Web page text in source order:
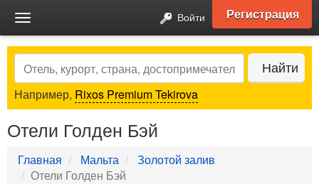
Toggle
navigation
Войти Регистрация
Search Найти
Например, Rixos Premium Tekirova
Отели Голден Бэй
Главная Мальта
Золотой залив
Отели Голден Бэй